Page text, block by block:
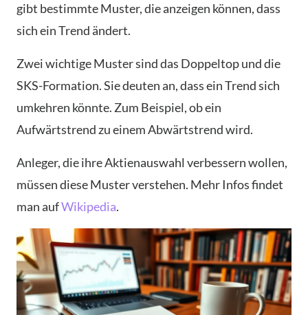
gibt bestimmte Muster, die anzeigen können, dass
sich ein Trend ändert.
Zwei wichtige Muster sind das Doppeltop und die
SKS-Formation. Sie deuten an, dass ein Trend sich
umkehren könnte. Zum Beispiel, ob ein
Aufwärtstrend zu einem Abwärtstrend wird.
Anleger, die ihre Aktienauswahl verbessern wollen,
müssen diese Muster verstehen. Mehr Infos findet
man aufWikipedia.